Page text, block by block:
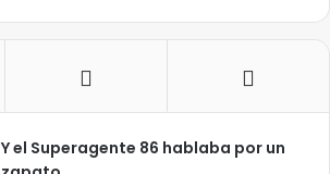
Y el Superagente 86 hablaba por un